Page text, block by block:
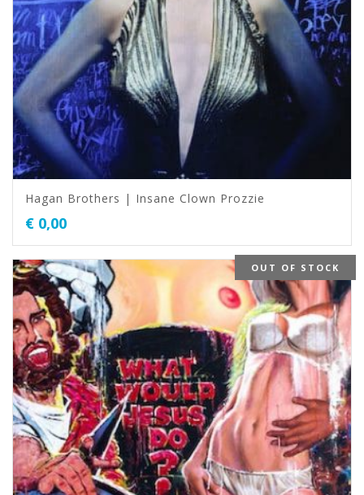
Hagan Brothers | Insane Clown Prozzie
€ 0,00
OUT OF STOCK